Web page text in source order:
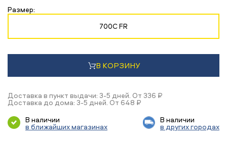
Размер:
700C FR
В КОРЗИНУ
Доставка в пункт выдачи: 3-5 дней. От 336 ₽
Доставка до дома: 3-5 дней. От 648 ₽
В наличии
в ближайших магазинах
В наличии
в других городах